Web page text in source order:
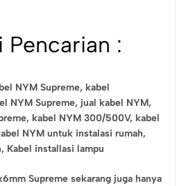
Pencarian :
NYM Supreme, kabel
NYM Supreme, jual kabel NYM,
kabel NYM 300/500V, kabel
NYM untuk instalasi rumah,
Kabel installasi lampu
Supreme sekarang juga hanya